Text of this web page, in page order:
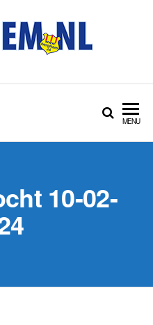
Bérgse mensen
MENU
10-02-